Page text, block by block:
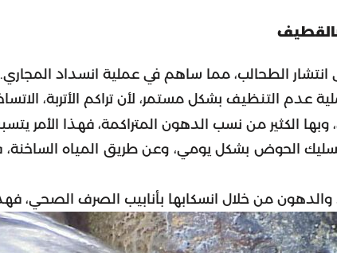
انتشار الطحالب، مما ساهم في عملية انسداد المجاري.
عدم التنظيف بشكل مستمر، لأن تراكم الأتربة،
الكثير من نسب الدهون المتراكمة، فهذا الأمر
الحوض بشكل يومي، وعن طريق المياه الساخنة،
من خلال انسكابها بأنابيب الصرف الصحي،